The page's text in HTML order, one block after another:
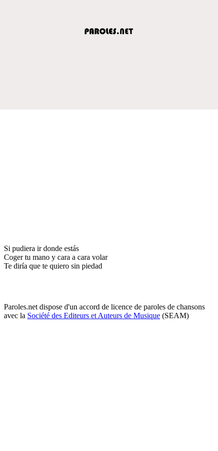
Si pudiera ir donde estás
Coger tu mano y cara a cara volar
Te diría que te quiero sin piedad
Paroles.net dispose d'un accord de licence de paroles de chansons
avec la Société des Editeurs et Auteurs de Musique (SEAM)